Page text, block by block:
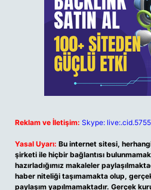
Reklam ve İletişim: Skype:
Yasal Uyarı: Bu internet sitesi,
şirketi ile hiçbir bağlantısı
hazırladığımız makaleler
haber niteliği taşımamakta olup,
paylaşım yapılmamaktadır. Gerçek